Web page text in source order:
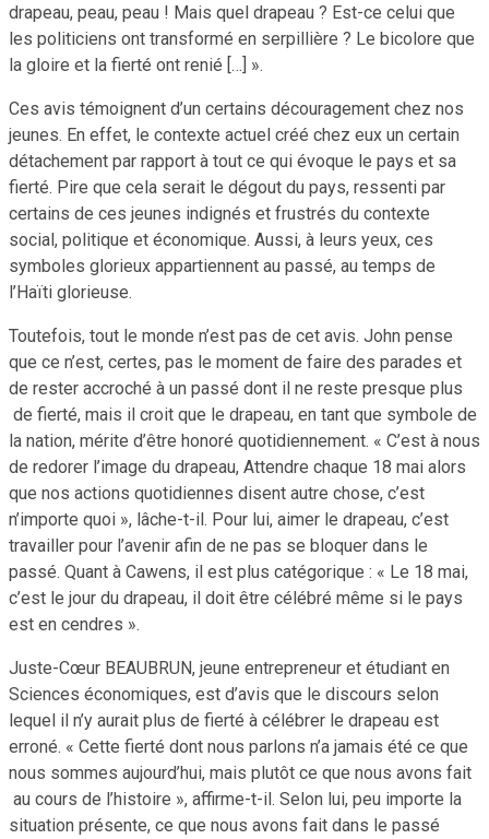
drapeau, peau, peau ! Mais quel drapeau ? Est-ce celui que
les politiciens ont transformé en serpillière ? Le bicolore que
la gloire et la fierté ont renié […] ».
Ces avis témoignent d’un certains découragement chez nos
jeunes. En effet, le contexte actuel créé chez eux un certain
détachement par rapport à tout ce qui évoque le pays et sa
fierté. Pire que cela serait le dégout du pays, ressenti par
certains de ces jeunes indignés et frustrés du contexte
social, politique et économique. Aussi, à leurs yeux, ces
symboles glorieux appartiennent au passé, au temps de
l’Haïti glorieuse.
Toutefois, tout le monde n’est pas de cet avis. John pense
que ce n’est, certes, pas le moment de faire des parades et
de rester accroché à un passé dont il ne reste presque plus
de fierté, mais il croit que le drapeau, en tant que symbole de
la nation, mérite d’être honoré quotidiennement. « C’est à nous
de redorer l’image du drapeau, Attendre chaque 18 mai alors
que nos actions quotidiennes disent autre chose, c’est
n’importe quoi », lâche-t-il. Pour lui, aimer le drapeau, c’est
travailler pour l’avenir afin de ne pas se bloquer dans le
passé. Quant à Cawens, il est plus catégorique : « Le 18 mai,
c’est le jour du drapeau, il doit être célébré même si le pays
est en cendres ».
Juste-Cœur BEAUBRUN, jeune entrepreneur et étudiant en
Sciences économiques, est d’avis que le discours selon
lequel il n’y aurait plus de fierté à célébrer le drapeau est
erroné. « Cette fierté dont nous parlons n’a jamais été ce que
nous sommes aujourd’hui, mais plutôt ce que nous avons fait
au cours de l’histoire », affirme-t-il. Selon lui, peu importe la
situation présente, ce que nous avons fait dans le passé